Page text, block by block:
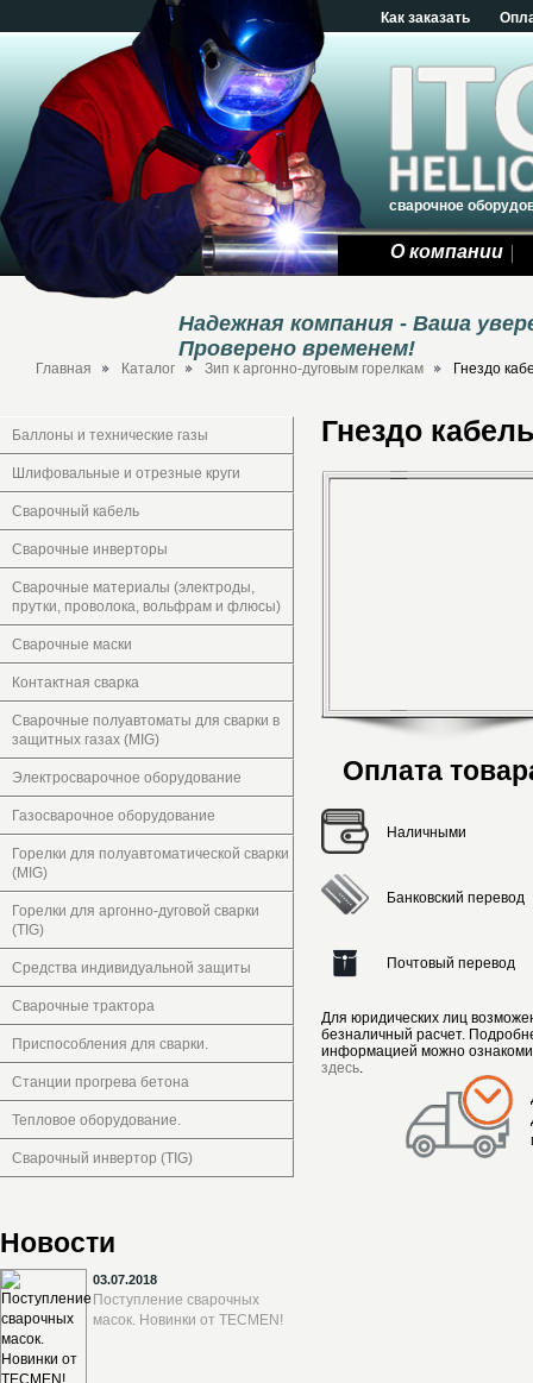
Как заказать
сварочное
О компании
Надежная компания - Ваша
Проверено временем!
Главная Каталог Зип к аргонно-дуговым горелкам Гнездо
Баллоны и технические газы
Шлифовальные и отрезные круги
Сварочный кабель
Сварочные инверторы
Сварочные материалы (электроды,
прутки, проволока, вольфрам и флюсы)
Сварочные маски
Контактная сварка
Сварочные полуавтоматы для сварки в
защитных газах (MIG)
Электросварочное оборудование
Газосварочное оборудование
Горелки для полуавтоматической сварки
(MIG)
Горелки для аргонно-дуговой сварки
(TIG)
Средства индивидуальной защиты
Сварочные трактора
Приспособления для сварки.
Станции прогрева бетона
Тепловое оборудование.
Сварочный инвертор (TIG)
Новости
03.07.2018
Поступление сварочных
масок. Новинки от TECMEN!
Гнездо
Оплата
Наличными
Банковский перевод
Почтовый перевод
Для юридических лиц
безналичный расчет.
информацией можно
здесь.